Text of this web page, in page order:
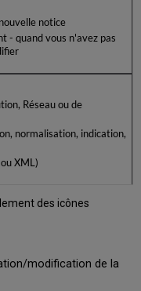
notice
- quand vous n'avez pas
Réseau ou de
normalisation, indication,
XML)
des icônes
modification de la